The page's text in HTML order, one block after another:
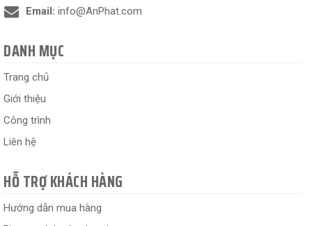
Email: info@AnPhat.com
DANH MỤC
Trang chủ
Giới thiệu
Công trình
Liên hệ
HỖ TRỢ KHÁCH HÀNG
Hướng dẫn mua hàng